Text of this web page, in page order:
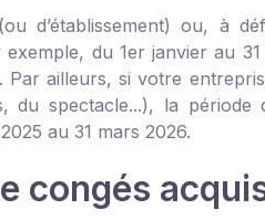
d’établissement) ou, à
du 1er janvier au
ailleurs, si votre
spectacle...), la période
au 31 mars 2026.
congés